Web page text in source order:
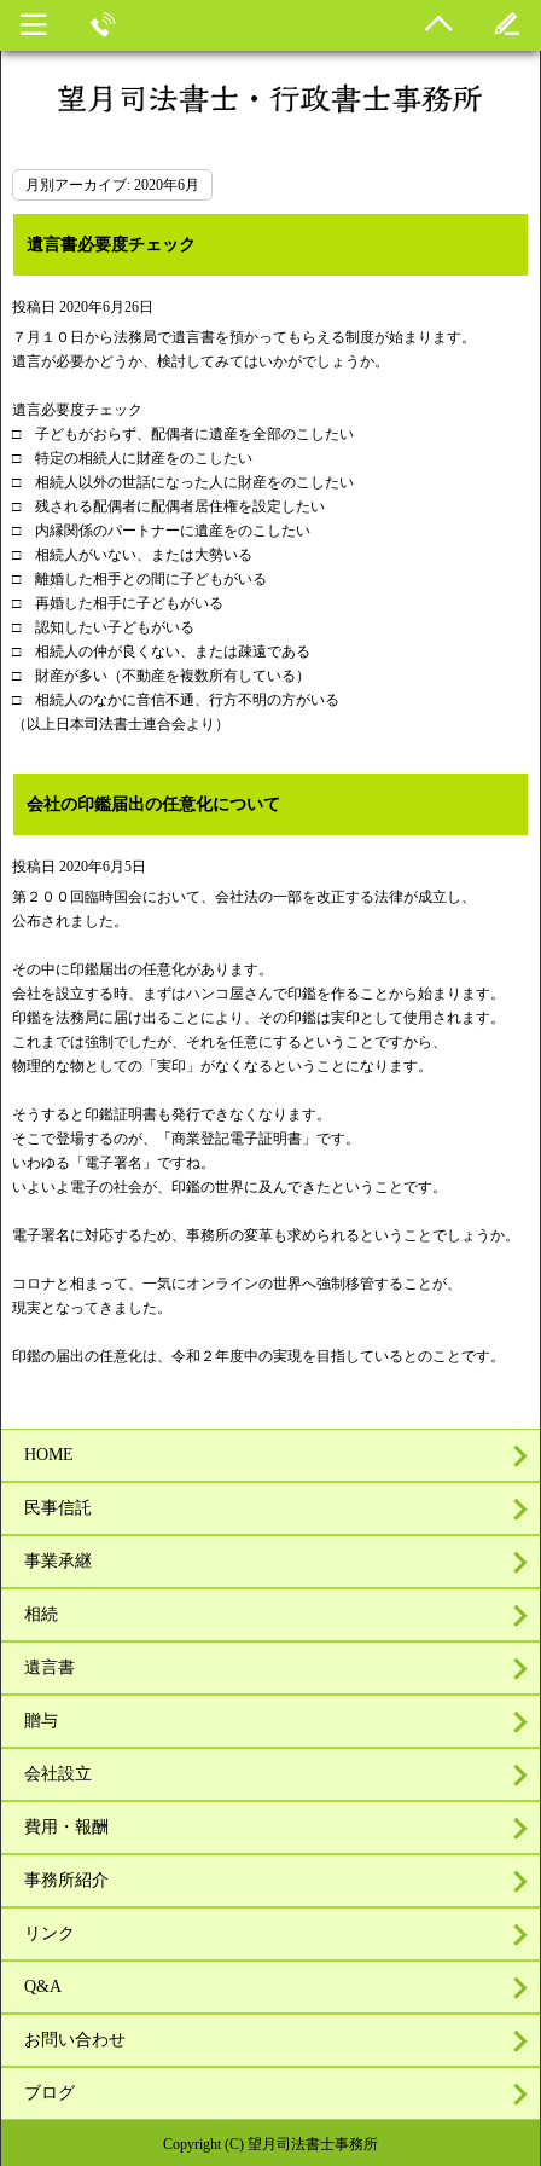
月別アーカイブ: 2020年6月
遺言書必要度チェック
投稿日 2020年6月26日
７月１０日から法務局で遺言書を預かってもらえる制度が始まります。
遺言が必要かどうか、検討してみてはいかがでしょうか。
遺言必要度チェック
□ 子どもがおらず、配偶者に遺産を全部のこしたい
□ 特定の相続人に財産をのこしたい
□ 相続人以外の世話になった人に財産をのこしたい
□ 残される配偶者に配偶者居住権を設定したい
□ 内縁関係のパートナーに遺産をのこしたい
□ 相続人がいない、または大勢いる
□ 離婚した相手との間に子どもがいる
□ 再婚した相手に子どもがいる
□ 認知したい子どもがいる
□ 相続人の仲が良くない、または疎遠である
□ 財産が多い（不動産を複数所有している）
□ 相続人のなかに音信不通、行方不明の方がいる
（以上日本司法書士連合会より）
会社の印鑑届出の任意化について
投稿日 2020年6月5日
第２００回臨時国会において、会社法の一部を改正する法律が成立し、
公布されました。
その中に印鑑届出の任意化があります。
会社を設立する時、まずはハンコ屋さんで印鑑を作ることから始まります。
印鑑を法務局に届け出ることにより、その印鑑は実印として使用されます。
これまでは強制でしたが、それを任意にするということですから、
物理的な物としての「実印」がなくなるということになります。
そうすると印鑑証明書も発行できなくなります。
そこで登場するのが、「商業登記電子証明書」です。
いわゆる「電子署名」ですね。
いよいよ電子の社会が、印鑑の世界に及んできたということです。
電子署名に対応するため、事務所の変革も求められるということでしょうか。
コロナと相まって、一気にオンラインの世界へ強制移管することが、
現実となってきました。
印鑑の届出の任意化は、令和２年度中の実現を目指しているとのことです。
HOME
民事信託
事業承継
相続
遺言書
贈与
会社設立
費用・報酬
事務所紹介
リンク
Q&A
お問い合わせ
ブログ
Copyright (C) 望月司法書士事務所